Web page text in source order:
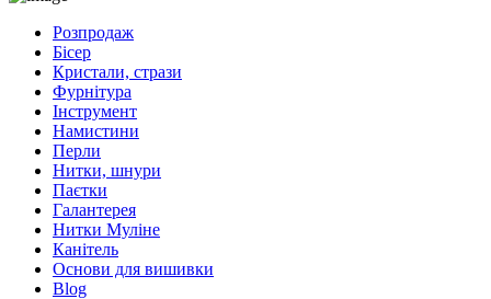
Розпродаж
Бісер
Кристали, стрази
Фурнітура
Інструмент
Намистини
Перли
Нитки, шнури
Паєтки
Галантерея
Нитки Муліне
Канітель
Основи для вишивки
Blog